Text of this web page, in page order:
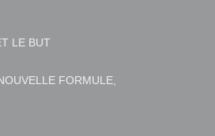
LE BUT
FORMULE,